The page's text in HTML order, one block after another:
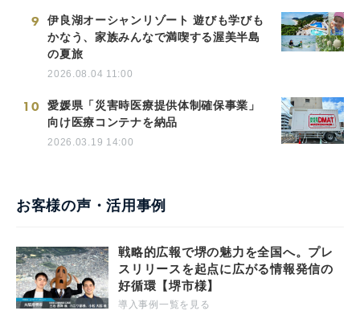
9
伊良湖オーシャンリゾート 遊びも学びも
かなう、家族みんなで満喫する渥美半島
の夏旅
2026.08.04 11:00
10
愛媛県「災害時医療提供体制確保事業」
向け医療コンテナを納品
2026.03.19 14:00
お客様の声・活用事例
戦略的広報で堺の魅力を全国へ。プレ
スリリースを起点に広がる情報発信の
好循環【堺市様】
導入事例一覧を見る